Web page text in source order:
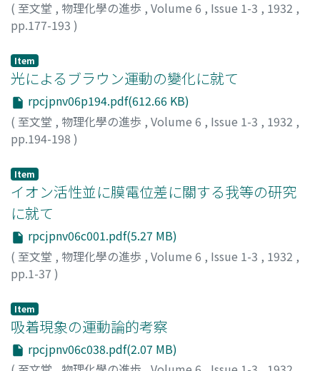
( 至文堂 , 物理化學の進歩 , Volume 6 , Issue 1-3 , 1932 ,
pp.177-193 )
Item
光によるブラウン運動の變化に就て
rpcjpnv06p194.pdf(612.66 KB)
( 至文堂 , 物理化學の進歩 , Volume 6 , Issue 1-3 , 1932 ,
pp.194-198 )
Item
イオン活性並に膜電位差に關する我等の研究
に就て
rpcjpnv06c001.pdf(5.27 MB)
( 至文堂 , 物理化學の進歩 , Volume 6 , Issue 1-3 , 1932 ,
pp.1-37 )
Item
吸着現象の運動論的考察
rpcjpnv06c038.pdf(2.07 MB)